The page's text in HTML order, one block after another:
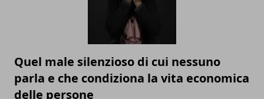
Quel male silenzioso di cui nessuno
parla e che condiziona la vita economica
delle persone